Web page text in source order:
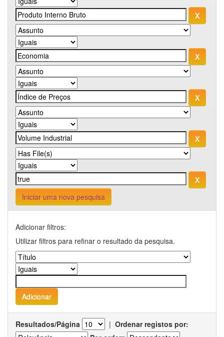
Iniciar uma nova pesquisa
Adicionar filtros:
Utilizar filtros para refinar o resultado da pesquisa.
Resultados/Página | Ordenar registos por: